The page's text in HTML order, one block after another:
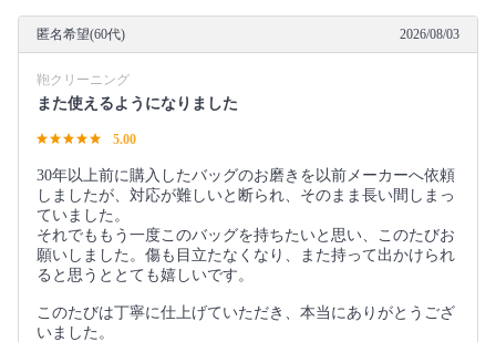
匿名希望(60代) 2026/08/03
鞄クリーニング
また使えるようになりました
5.00
30年以上前に購入したバッグのお磨きを以前メーカーへ依頼
しましたが、対応が難しいと断られ、そのまま長い間しまっ
ていました。
それでももう一度このバッグを持ちたいと思い、このたびお
願いしました。傷も目立たなくなり、また持って出かけられ
ると思うととても嬉しいです。
このたびは丁寧に仕上げていただき、本当にありがとうござ
いました。